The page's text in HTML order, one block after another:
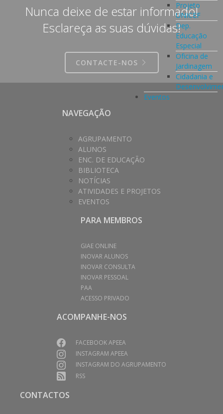
Projeto
UNICEF
Dep.
Educação
Especial
Oficina de
Jardinagem
Cidadania e
Eventos
Nunca deixe de estar informado!
Esclareça as suas dúvidas!
CONTACTE-NOS
NAVEGAÇÃO
AGRUPAMENTO
ALUNOS
ENC. DE EDUCAÇÃO
BIBLIOTECA
NOTÍCIAS
ATIVIDADES E PROJETOS
EVENTOS
PARA MEMBROS
GIAE ONLINE
INOVAR ALUNOS
INOVAR CONSULTA
INOVAR PESSOAL
PAA
ACESSO PRIVADO
ACOMPANHE-NOS
FACEBOOK APEEA
INSTAGRAM APEEA
INSTAGRAM DO AGRUPAMENTO
RSS
CONTACTOS